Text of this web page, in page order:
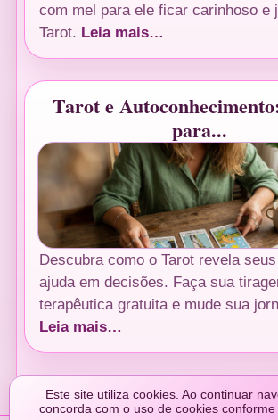
com mel para ele ficar carinhoso e
Tarot. Leia mais…
Tarot e
para...
Descubra como o Tarot revela
ajuda em decisões. Faça sua
terapêutica gratuita e mude sua
Leia mais…
Este site utiliza cookies. Ao continuar
concorda com o uso de cookies conforme